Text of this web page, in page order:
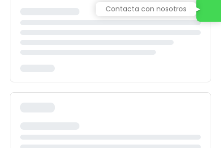
Contacta con nosotros